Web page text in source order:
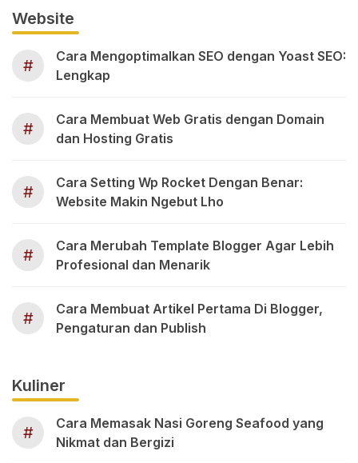
Website
#
Cara Mengoptimalkan SEO dengan Yoast SEO:
Lengkap
#
Cara Membuat Web Gratis dengan Domain
dan Hosting Gratis
#
Cara Setting Wp Rocket Dengan Benar:
Website Makin Ngebut Lho
#
Cara Merubah Template Blogger Agar Lebih
Profesional dan Menarik
#
Cara Membuat Artikel Pertama Di Blogger,
Pengaturan dan Publish
Kuliner
#
Cara Memasak Nasi Goreng Seafood yang
Nikmat dan Bergizi